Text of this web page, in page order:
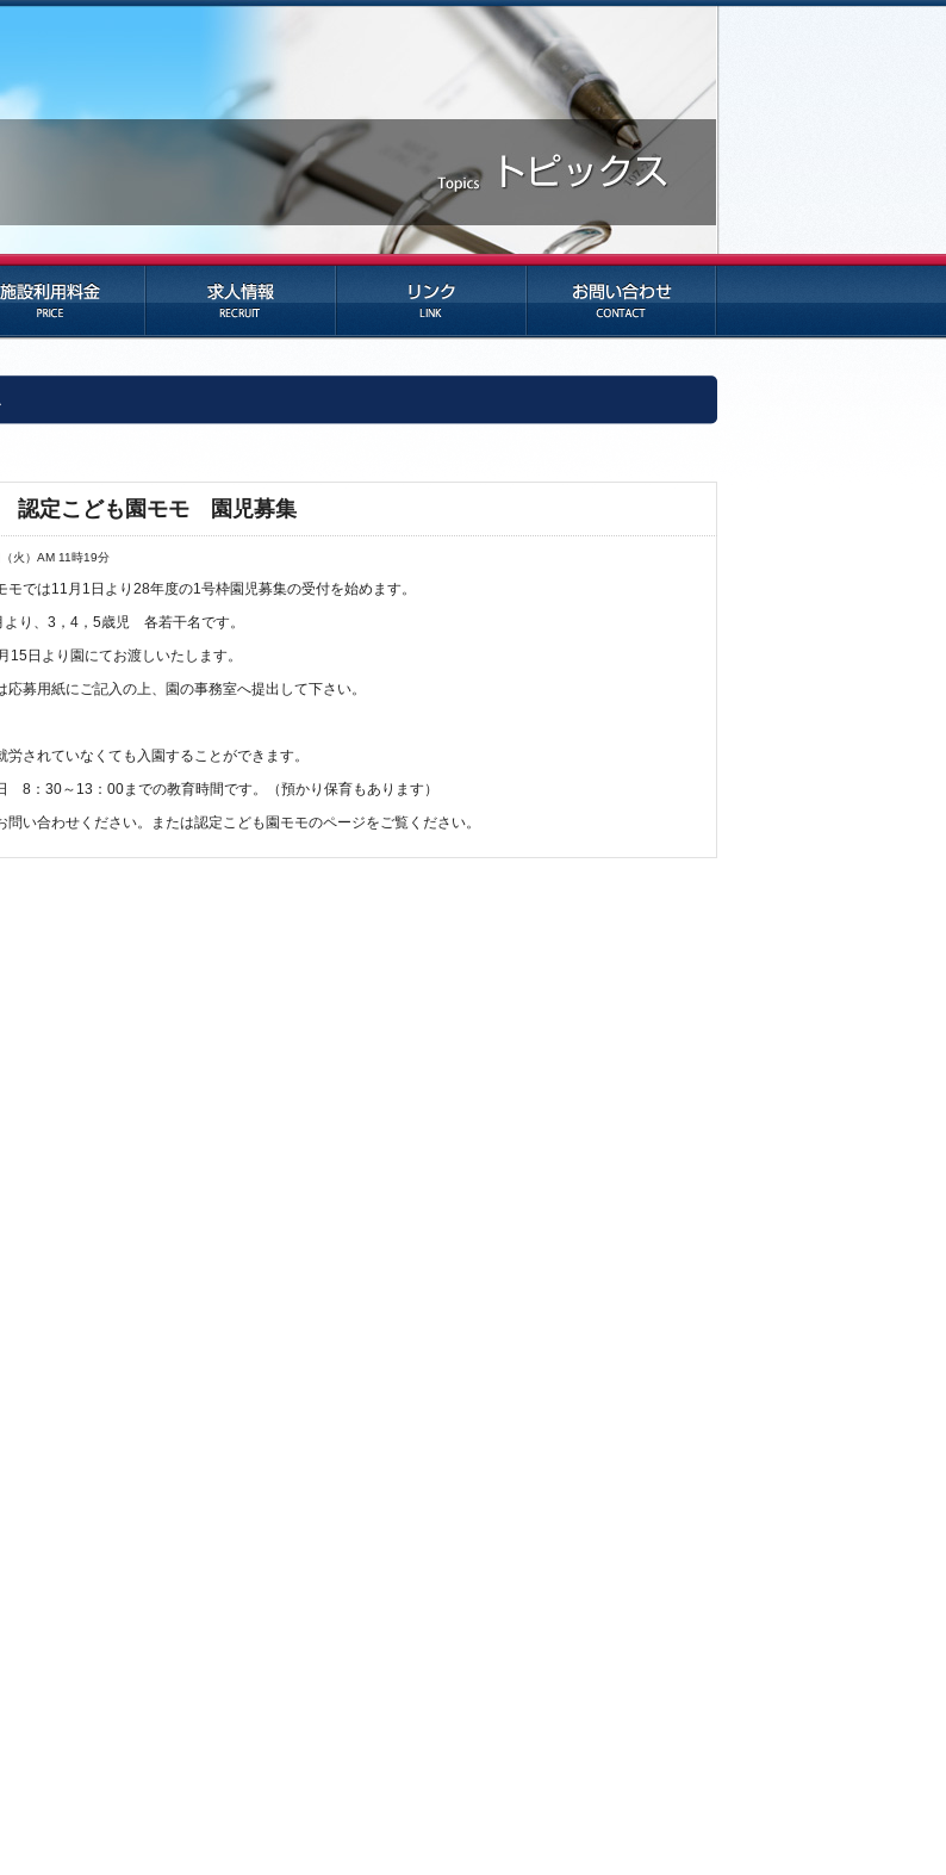
認定こども園モモ 園児募集
火）AM 11時19分
モでは11月1日より28年度の1号枠園児募集の受付を始めます。
より、3，4，5歳児 各若干名です。
15日より園にてお渡しいたします。
応募用紙にご記入の上、園の事務室へ提出して下さい。
労されていなくても入園することができます。
8：30～13：00までの教育時間です。（預かり保育もあります）
問い合わせください。または認定こども園モモのページをご覧ください。